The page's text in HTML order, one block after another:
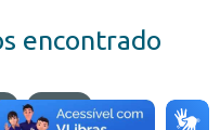
encontrado
RDE